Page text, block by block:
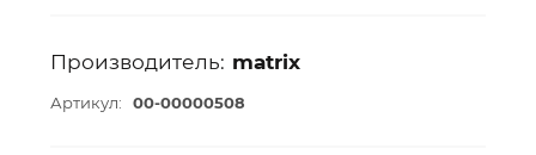
Производитель: matrix
Артикул: 00-00000508